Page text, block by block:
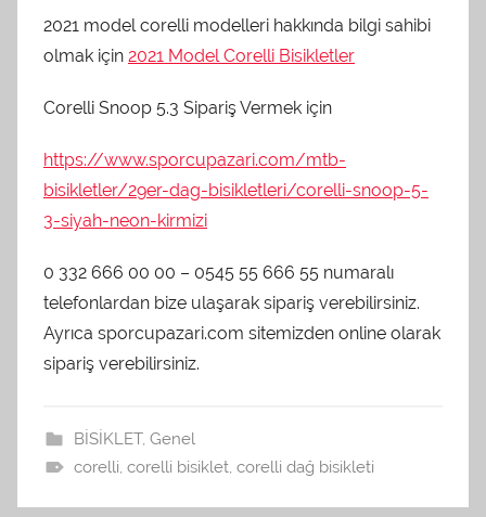
2021 model corelli modelleri hakkında bilgi sahibi
olmak için 2021 Model Corelli Bisikletler
Corelli Snoop 5.3 Sipariş Vermek için
https://www.sporcupazari.com/mtb-
bisikletler/29er-dag-bisikletleri/corelli-snoop-5-
3-siyah-neon-kirmizi
0 332 666 00 00 – 0545 55 666 55 numaralı
telefonlardan bize ulaşarak sipariş verebilirsiniz.
Ayrıca sporcupazari.com sitemizden online olarak
sipariş verebilirsiniz.
BİSİKLET, Genel
corelli corelli bisiklet, corelli dağ bisikleti